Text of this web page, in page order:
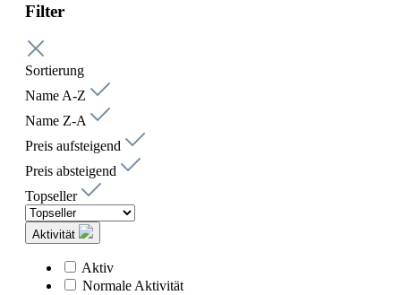
Filter
Sortierung
Name A-Z
Name Z-A
Preis aufsteigend
Preis absteigend
Topseller
Aktivität
Aktiv
Normale Aktivität